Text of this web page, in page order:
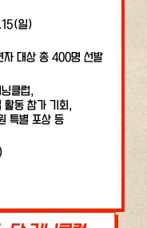
일)
대상 총 400명 선발
클럽,
활동 참가 기회,
특별 포상 등